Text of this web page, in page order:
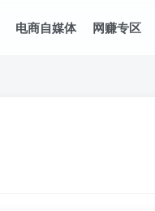
电商自媒体 网赚专区